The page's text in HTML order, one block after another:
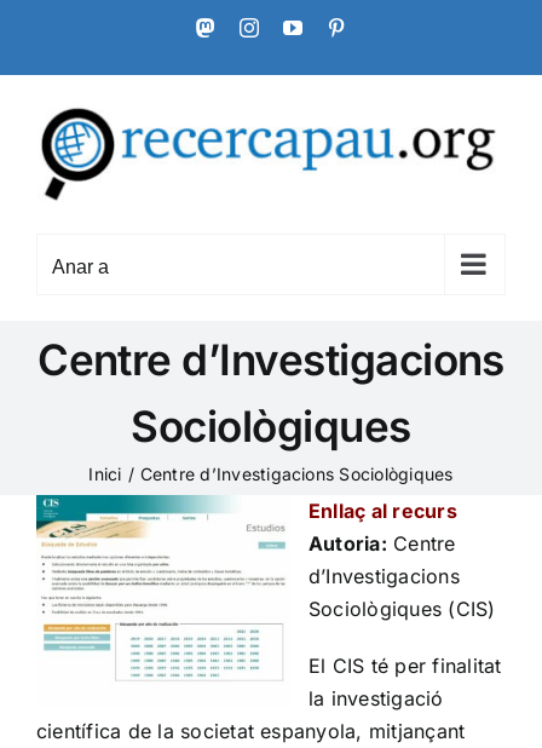
content
MastodonInstagram
YouTube
Anar a
Centre d’Investigacions
Sociològiques
Inici Centre d’Investigacions Sociològiques
Enllaç al recurs
Autoria: Centre
d’Investigacions
Sociològiques (CIS)
El CIS té per finalitat
la investigació
científica de la societat espanyola, mitjançant